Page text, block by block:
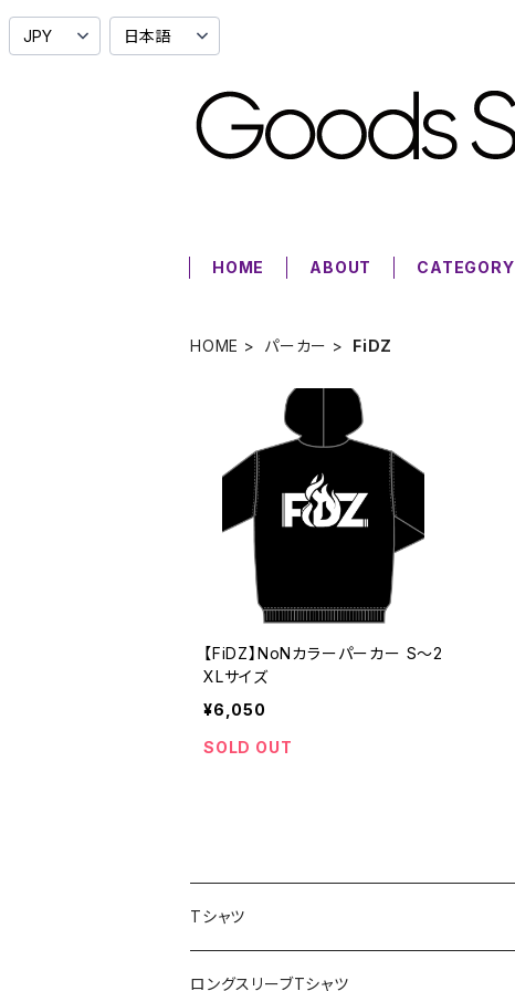
HOME ABOUT CATEGORY
HOME パーカー FiDZ
【FiDZ】NoNカラーパーカー S〜2
XLサイズ
¥6,050
SOLD OUT
Tシャツ
スポポポポニー
ロングスリーブTシャツ